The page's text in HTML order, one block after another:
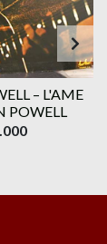
‎– L'AME
POWELL